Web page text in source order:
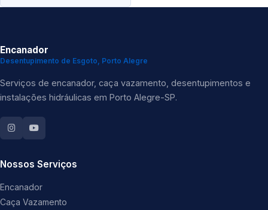
Encanador
Desentupimento de Esgoto, Porto Alegre
Serviços de encanador, caça vazamento, desentupimentos e
instalações hidráulicas em Porto Alegre-SP.
Nossos Serviços
Encanador
Caça Vazamento